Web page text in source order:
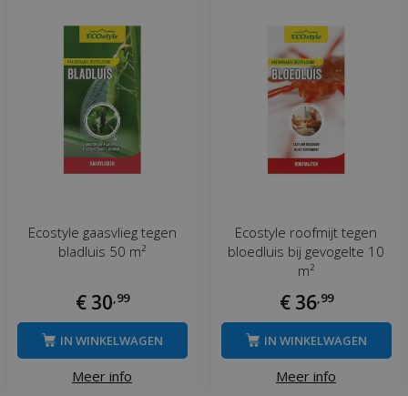
Ecostyle gaasvlieg tegen
bladluis 50 m²
€ 30 99
Meer info
IN WINKELWAGEN
Ecostyle roofmijt tegen
bloedluis bij gevogelte 10
m²
€ 36 99
Meer info
IN WINKELWAGEN